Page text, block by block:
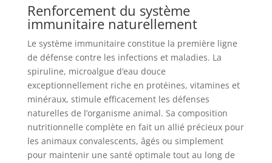
Renforcement du système
immunitaire naturellement
Le système immunitaire constitue la première ligne
de défense contre les infections et maladies. La
spiruline, microalgue d’eau douce
exceptionnellement riche en protéines, vitamines et
minéraux, stimule efficacement les défenses
naturelles de l’organisme animal. Sa composition
nutritionnelle complète en fait un allié précieux pour
les animaux convalescents, âgés ou simplement
pour maintenir une santé optimale tout au long de